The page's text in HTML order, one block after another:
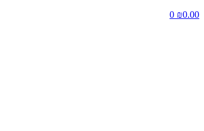
₪0.00
0